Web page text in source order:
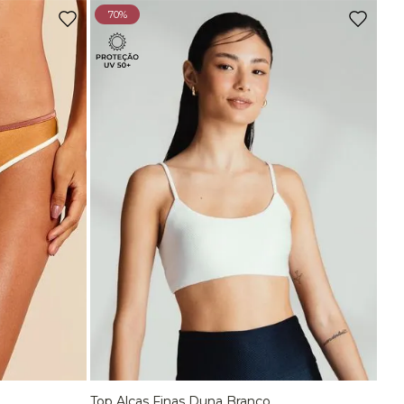
70%
Top Comfort Decote Reto Sem Costura Preto
R$ 129
90
Ou
deR$ 64,95
Top Comfort Decote Reto Sem Costura Marrom Carvalho
Ou
2 xde R$ 64,95 sem juros
Top Bojo Comfort Marrom Wood
De
90
Top Alças Finas E Duplas Sem Costura Marrom Carvalho